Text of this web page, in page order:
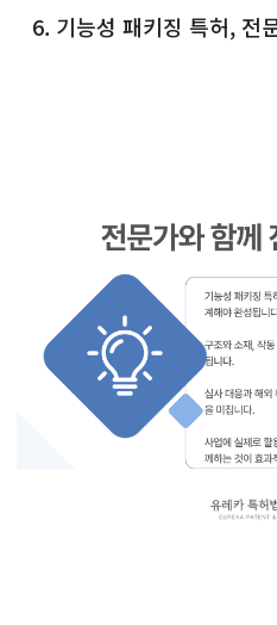
6. 기능성 패키징 특허, 전